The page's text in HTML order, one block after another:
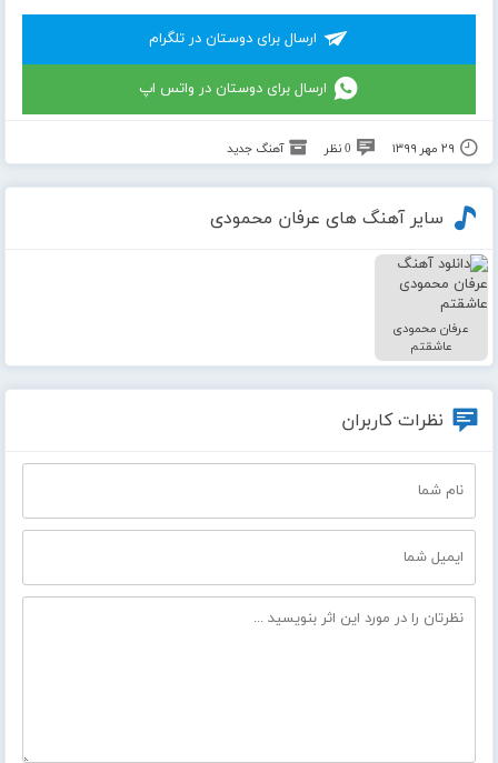
ارسال برای دوستان در تلگرام
ارسال برای دوستان در واتس اپ
۲۹ مهر ۱۳۹۹ 0 نظر آهنگ جدید
سایر آهنگ های عرفان محمودی
عرفان محمودی
عاشقتم
نظرات کاربران